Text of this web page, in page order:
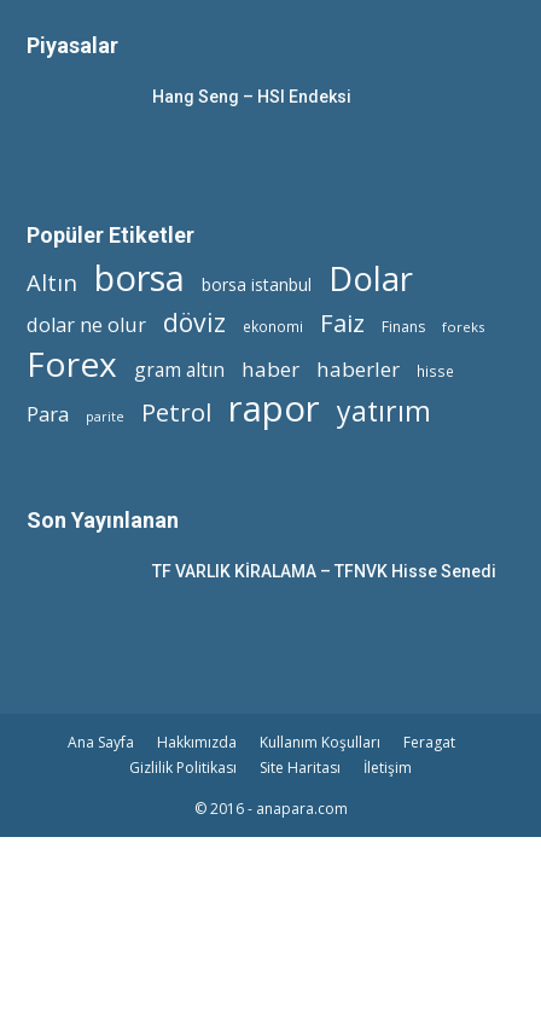
Piyasalar
Hang Seng – HSI Endeksi
Popüler Etiketler
Altın borsa borsa istanbul Dolar
dolar ne olur döviz ekonomi Faiz Finans foreks
Forex gram altın haber haberler hisse
Para parite Petrol rapor yatırım
Son Yayınlanan
TF VARLIK KİRALAMA – TFNVK Hisse Senedi
Ana Sayfa Hakkımızda Kullanım Koşulları
Feragat
Gizlilik Politikası
Site Haritası
İletişim
© 2016 - anapara.com